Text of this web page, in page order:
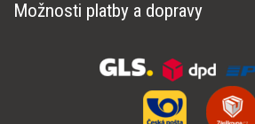
Možnosti platby a dopravy